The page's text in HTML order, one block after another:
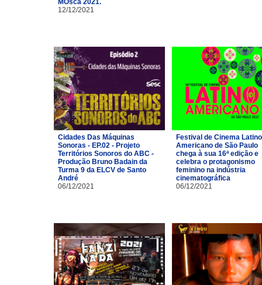
12/12/2021
Cidades Das Máquinas
Sonoras - EP.02 - Projeto
Territórios Sonoros do ABC -
Produção Bruno Badain da
Turma 9 da ELCV de Santo
André
06/12/2021
Festival de Cinema
Americano de São Paulo
chega à sua 16ª edição e
celebra o protagonismo
feminino na indústria
cinematográfica
06/12/2021